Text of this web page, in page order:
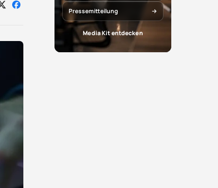
Auf Auf Pressemitteilung
Media Kit entdecken